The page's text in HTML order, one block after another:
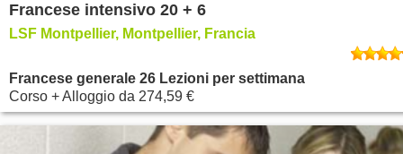
Francese intensivo 20 + 6
LSF Montpellier, Montpellier, Francia
Francese generale 26 Lezioni per settimana
Corso + Alloggio da 274,59 €